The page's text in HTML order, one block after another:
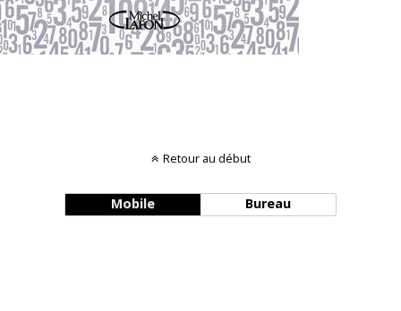
Retour au début
Mobile Bureau